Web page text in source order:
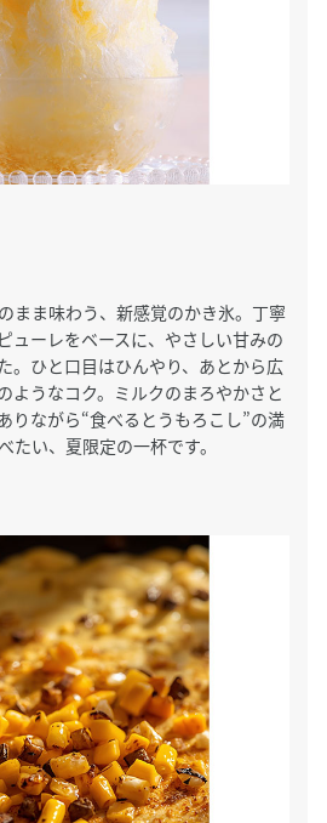
まま味わう、新感覚のかき氷。丁寧
ューレをベースに、やさしい甘みの
。ひと口目はひんやり、あとから広
ようなコク。ミルクのまろやかさと
りながら“食べるとうもろこし”の満
たい、夏限定の一杯です。